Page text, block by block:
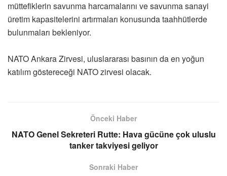
müttefiklerin savunma harcamalarını ve savunma sanayi
üretim kapasitelerini artırmaları konusunda taahhütlerde
bulunmaları bekleniyor.
NATO Ankara Zirvesi, uluslararası basının da en yoğun
katılım göstereceği NATO zirvesi olacak.
Önceki Haber
NATO Genel Sekreteri Rutte: Hava gücüne çok uluslu
tanker takviyesi geliyor
Sonraki Haber